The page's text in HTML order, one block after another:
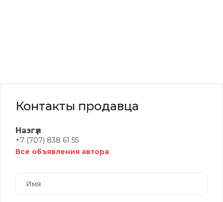
Контакты продавца
Назгүл
+7 (707) 838 61 55
Все объявления автора